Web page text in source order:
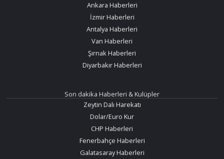
Ankara Haberleri
İzmir Haberleri
Antalya Haberleri
Van Haberleri
Şırnak Haberleri
Diyarbakır Haberleri
Son dakika Haberleri & Kulüpler
Zeytin Dalı Harekatı
Dolar/Euro Kur
CHP Haberleri
Fenerbahçe Haberleri
Galatasaray Haberleri